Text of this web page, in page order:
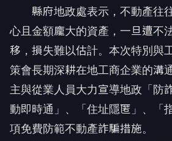
縣府地政處表示，不動產往
心且金額龐大的資產，一旦遭不
移，損失難以估計。本次特別與
策會長期深耕在地工商企業的溝
主與從業人員大力宣導地政「防
動即時通」、「住址隱匿」、「
項免費防範不動產詐騙措施。